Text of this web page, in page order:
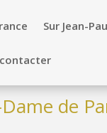
Sur Jean-
de